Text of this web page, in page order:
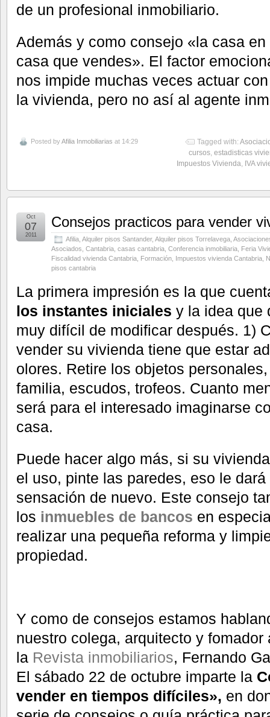
de un profesional inmobiliario.
Además y como consejo «la casa
casa que vendes». El factor
nos impide muchas veces actuar
la vivienda, pero no así al agente
Posted byAfilia Inmobiliarias at 14:29 Tagged with:
cursos estadisticas
Impuestos Vivienda IVA
Consejos practicos para vender
Afilia Alquiler pisos Santander, Alquiler pisos Torrelavega
Asociados Cantabria casas cantabria Conferencia inmobiliaria Feria
Fiscalidad vivienda Cantabria Formación Impuestos vivienda Cantabria
pisos cantabria
Oct
07
2011
La primera impresión es la que
los instantes iniciales y la idea que
muy difícil de modificar después. 1)
vender su vivienda tiene que estar
olores. Retire los objetos
familia, escudos, trofeos. Cuanto
será para el interesado imaginarse
casa.
Puede hacer algo más, si su
el uso, pinte las paredes, eso le
sensación de nuevo. Este consejo
los inmuebles de bancos en
realizar una pequeña reforma y
propiedad.
Y como de consejos estamos
nuestro colega, arquitecto y
la Revista inmobiliarios, Fernando
El sábado 22 de octubre imparte la
vender en tiempos difíciles», en